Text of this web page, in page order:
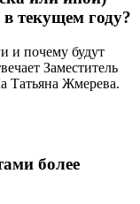
текущем году?
и почему будут
Заместитель
Жмерева.
более